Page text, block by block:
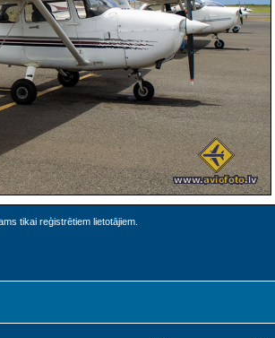
tikai reģistrētiem lietotājiem.